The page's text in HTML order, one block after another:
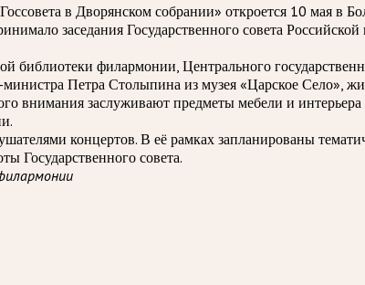
в Дворянском собрании» откроется 10 мая в
заседания Государственного совета
филармонии, Центрального
Петра Столыпина из музея «Царское Село»,
внимания заслуживают предметы мебели и
концертов. В её рамках запланированы
Государственного совета.